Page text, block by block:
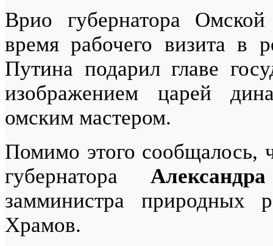
Врио губернатора
время рабочего визита в
Путина подарил главе
изображением царей
омским мастером.
Помимо этого сообщалось,
губернатора
замминистра природных
Храмов.